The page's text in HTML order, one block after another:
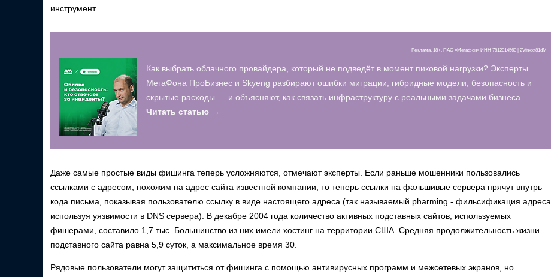
инструмент.
Реклама, 18+. ПАО «Мегафон» ИНН 7812014560 | 2Vfnxxr81dM
Как выбрать облачного провайдера, который не подведёт в момент пиковой нагрузки? Эксперты
МегаФона ПроБизнес и Skyeng разбирают ошибки миграции, гибридные модели, безопасность и
скрытые расходы — и объясняют, как связать инфраструктуру с реальными задачами бизнеса.
Читать статью →
Даже самые простые виды фишинга теперь усложняются, отмечают эксперты. Если раньше мошенники пользовались
ссылками с адресом, похожим на адрес сайта известной компании, то теперь ссылки на фальшивые сервера прячут внутрь
кода письма, показывая пользователю ссылку в виде настоящего адреса (так называемый pharming - фильсификация адреса,
используя уязвимости в DNS сервера). В декабре 2004 года количество активных подставных сайтов, используемых
фишерами, составило 1,7 тыс. Большинство из них имели хостинг на территории США. Средняя продолжительность жизни
подставного сайта равна 5,9 суток, а максимальное время 30.
Рядовые пользователи могут защититься от фишинга с помощью антивирусных программ и межсетевых экранов, но